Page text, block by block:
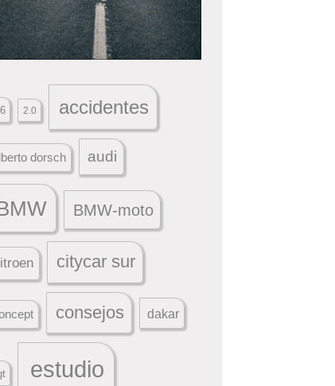
2.0 accidentes
dorsch audi
BMW-moto
citycar sur
consejos dakar
estudio